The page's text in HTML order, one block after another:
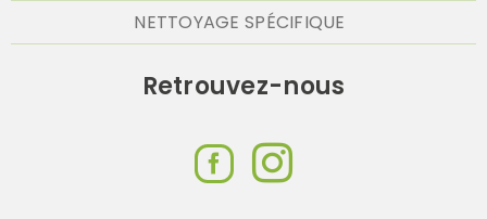
NETTOYAGE SPÉCIFIQUE
Retrouvez-nous